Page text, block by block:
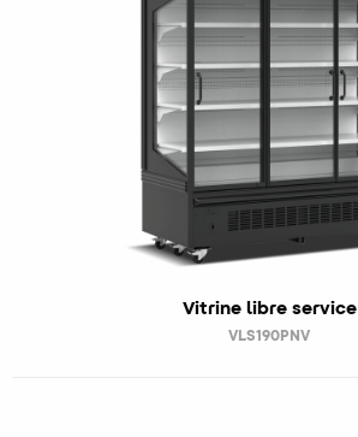
Vitrine libre service
VLS190PNV